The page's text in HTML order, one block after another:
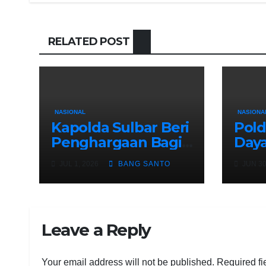
RELATED POST
NASIONAL
Kapolda Sulbar Beri
Penghargaan Bagi
Personel
Berprestasi, Kado
Hari Bhayangkara
a
BANG SANTO
NASIONAL
Leave a Reply
Your email address will not be published. Required